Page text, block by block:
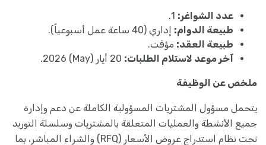
عدد الشواغر:
طبيعة الدوام: إداري (40 ساعة عمل أسبوعياً).
طبيعة العقد: مؤقت.
آخر موعد لاستلام الطلبات:
ملخص عن الوظيفة
يتحمل مسؤول المشتريات المسؤولية الكاملة عن دعم وإدارة
جميع الأنشطة والعمليات المتعلقة بالمشتريات وسلسلة التوريد
تحت نظام استدراج عروض الأسعار (RFQ) والشراء المباشر، بما